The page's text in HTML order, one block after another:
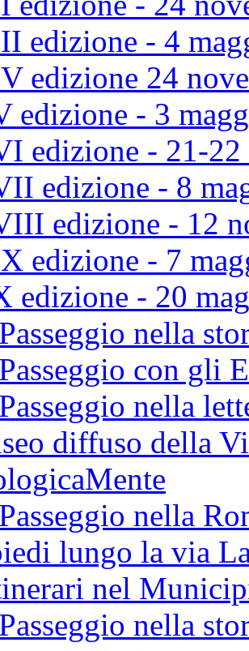
edizione - 4
edizione 24
edizione - 3
edizione - 21-22
edizione - 8
edizione - 12
edizione - 7
edizione - 20
nella
con gli
nella
diffuso della
nella
lungo la via
nel
nella